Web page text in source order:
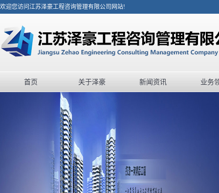
欢迎您访问江苏泽豪工程咨询管理有限公司网站!
首页 关于泽豪 新闻资讯 业务